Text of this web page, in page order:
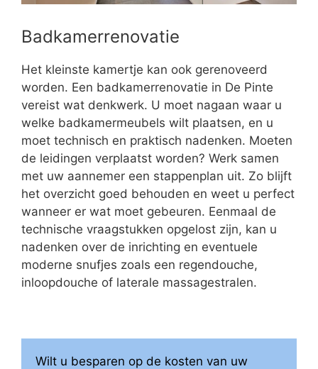
Badkamerrenovatie
Het kleinste kamertje kan ook gerenoveerd
worden. Een badkamerrenovatie in De Pinte
vereist wat denkwerk. U moet nagaan waar u
welke badkamermeubels wilt plaatsen, en u
moet technisch en praktisch nadenken. Moeten
de leidingen verplaatst worden? Werk samen
met uw aannemer een stappenplan uit. Zo blijft
het overzicht goed behouden en weet u perfect
wanneer er wat moet gebeuren. Eenmaal de
technische vraagstukken opgelost zijn, kan u
nadenken over de inrichting en eventuele
moderne snufjes zoals een regendouche,
inloopdouche of laterale massagestralen.
Wilt u besparen op de kosten van uw